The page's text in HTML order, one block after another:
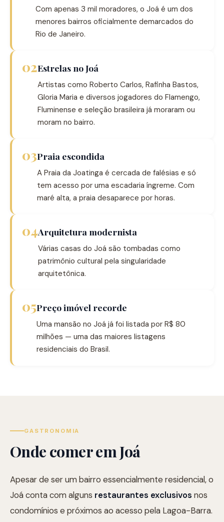
Com apenas 3 mil moradores, o Joá é um dos
menores bairros oficialmente demarcados do
Rio de Janeiro.
02Estrelas no Joá
Artistas como Roberto Carlos, Rafinha Bastos,
Gloria Maria e diversos jogadores do Flamengo,
Fluminense e seleção brasileira já moraram ou
moram no bairro.
03Praia escondida
A Praia da Joatinga é cercada de falésias e só
tem acesso por uma escadaria íngreme. Com
maré alta, a praia desaparece por horas.
04Arquitetura modernista
Várias casas do Joá são tombadas como
patrimônio cultural pela singularidade
arquitetônica.
05Preço imóvel recorde
Uma mansão no Joá já foi listada por R$ 80
milhões — uma das maiores listagens
residenciais do Brasil.
GASTRONOMIA
Onde comer em Joá
Apesar de ser um bairro essencialmente residencial, o
Joá conta com alguns restaurantes exclusivos nos
condomínios e próximos ao acesso pela Lagoa-Barra.